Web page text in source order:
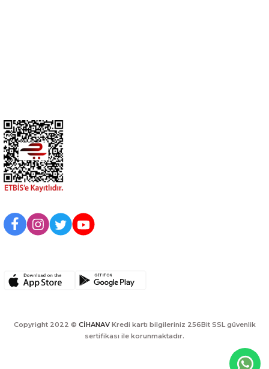
Copyright 2022 © CİHANAVKredi kartı bilgileriniz 256Bit SSL güvenlik
sertifikası ile korunmaktadır.